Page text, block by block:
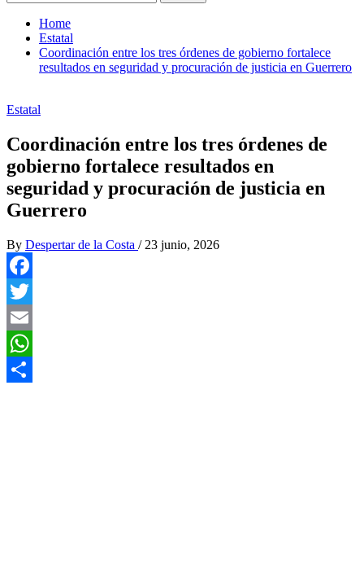
Home
Estatal
Coordinación entre los tres órdenes de gobierno fortalece
resultados en seguridad y procuración de justicia en Guerrero
Estatal
Coordinación entre los tres órdenes de
gobierno fortalece resultados en
seguridad y procuración de justicia en
Guerrero
By Despertar de la Costa / 23 junio, 2026
Facebook
Twitter
Email
WhatsApp